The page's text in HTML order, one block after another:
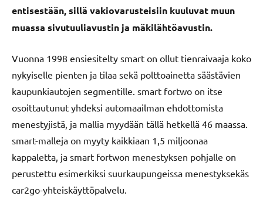
entisestään, sillä vakiovarusteisiin kuuluvat muun
muassa sivutuuliavustin ja mäkilähtöavustin.
Vuonna 1998 ensiesitelty smart on ollut tienraivaaja koko
nykyiselle pienten ja tilaa sekä polttoainetta säästävien
kaupunkiautojen segmentille. smart fortwo on itse
osoittautunut yhdeksi automaailman ehdottomista
menestyjistä, ja mallia myydään tällä hetkellä 46 maassa.
smart-malleja on myyty kaikkiaan 1,5 miljoonaa
kappaletta, ja smart fortwon menestyksen pohjalle on
perustettu esimerkiksi suurkaupungeissa menestyksekäs
car2go-yhteiskäyttöpalvelu.